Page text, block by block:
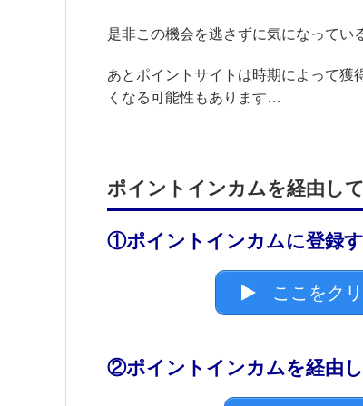
是非この機会を逃さずに気になってい
あとポイントサイトは時期によって獲
くなる可能性もあります…
ポイントインカムを経由し
①ポイントインカムに登録
ここをク
②ポイントインカムを経由